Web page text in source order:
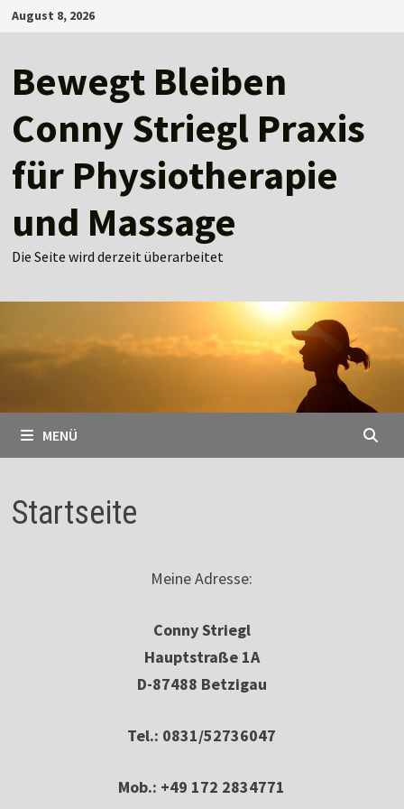
Zum
Inhalt
August 8, 2026
Bewegt Bleiben
Conny Striegl Praxis
für Physiotherapie
und Massage
Die Seite wird derzeit überarbeitet
MENÜ
Startseite
Meine Adresse:
Conny Striegl
Hauptstraße 1A
D-87488 Betzigau
Tel.: 0831/52736047
Mob.: +49 172 2834771